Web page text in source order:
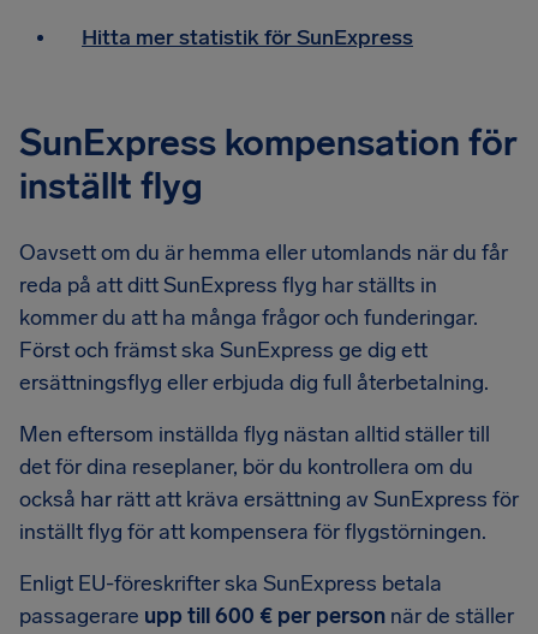
Hitta mer statistik för SunExpress
SunExpress kompensation för
inställt flyg
Oavsett om du är hemma eller utomlands när du får
reda på att ditt SunExpress flyg har ställts in
kommer du att ha många frågor och funderingar.
Först och främst ska SunExpress ge dig ett
ersättningsflyg eller erbjuda dig full återbetalning.
Men eftersom inställda flyg nästan alltid ställer till
det för dina reseplaner, bör du kontrollera om du
också har rätt att kräva ersättning av SunExpress för
inställt flyg för att kompensera för flygstörningen.
Enligt EU-föreskrifter ska SunExpress betala
passagerare upp till 600 € per person när de ställer